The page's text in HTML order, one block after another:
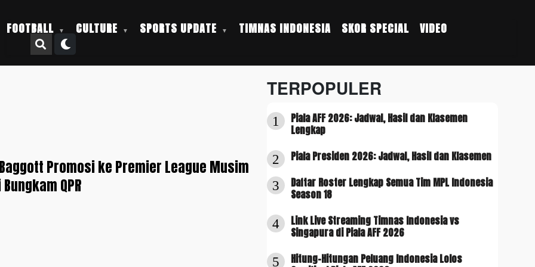
FOOTBALL CULTURE SPORTS UPDATE TIMNAS INDONESIA SKOR SPECIAL VIDEO
Promosi ke Premier League Musim
QPR
TERPOPULER
1
Piala AFF 2026: Jadwal, Hasil dan Klasemen
Lengkap
2 Piala Presiden 2026: Jadwal, Hasil dan Klasemen
3
Daftar Roster Lengkap Semua Tim MPL Indonesia
Season 18
4
Link Live Streaming Timnas Indonesia vs
Singapura di Piala AFF 2026
5
Hitung-Hitungan Peluang Indonesia Lolos